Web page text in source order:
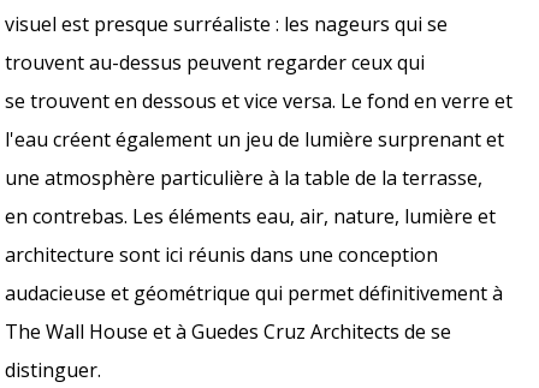
visuel est presque surréaliste : les nageurs qui se
trouvent au-dessus peuvent regarder ceux qui
se trouvent en dessous et vice versa. Le fond en verre et
l'eau créent également un jeu de lumière surprenant et
une atmosphère particulière à la table de la terrasse,
en contrebas. Les éléments eau, air, nature, lumière et
architecture sont ici réunis dans une conception
audacieuse et géométrique qui permet définitivement à
The Wall House et à Guedes Cruz Architects de se
distinguer.